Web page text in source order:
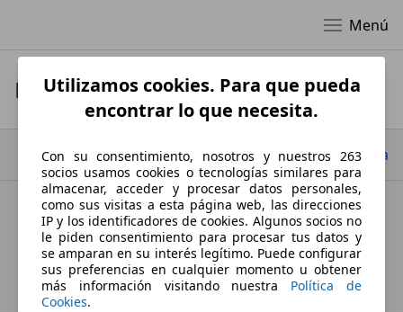
Menú
Datos de empresa
Ir arriba
FLEXICAR ALCORCÓN
Datos de empresa
Utilizamos cookies. Para que pueda
encontrar lo que necesita.
Con su consentimiento, nosotros y nuestros 263
socios usamos cookies o tecnologías similares para
almacenar, acceder y procesar datos personales,
como sus visitas a esta página web, las direcciones
IP y los identificadores de cookies. Algunos socios no
le piden consentimiento para procesar tus datos y
se amparan en su interés legítimo. Puede configurar
sus preferencias en cualquier momento u obtener
más información visitando nuestra Política de
Cookies.